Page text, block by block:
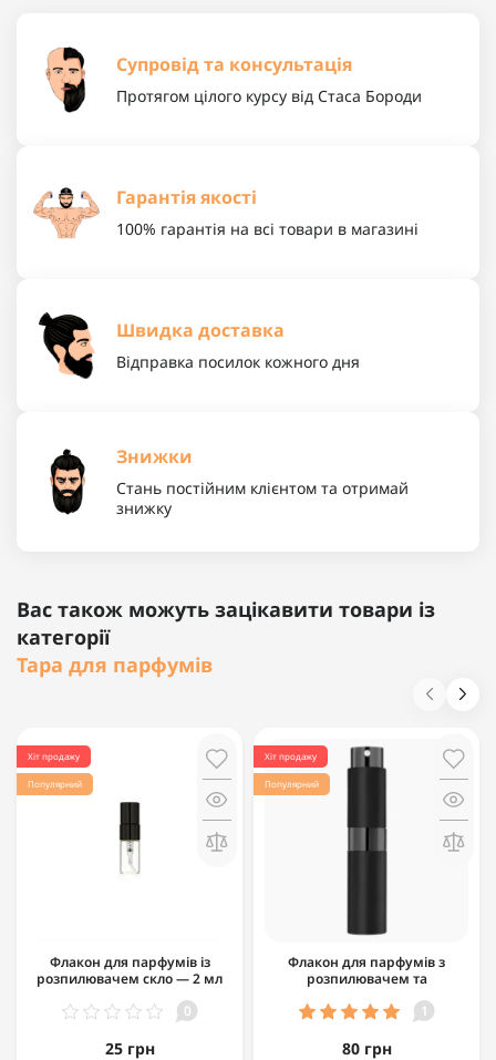
Супровід та консультація
Протягом цілого курсу від Стаса Бороди
Гарантія якості
100% гарантія на всі товари в магазині
Швидка доставка
Відправка посилок кожного дня
Знижки
Стань постійним клієнтом та отримай
знижку
Вас також можуть зацікавити товари із
категорії
Тара для парфумів
Хіт продажу
Популярний
Флакон для парфумів із
розпилювачем скло — 2 мл
0
25 грн
Хіт продажу
Популярний
Флакон для парфумів з
розпилювачем та
1
80 грн